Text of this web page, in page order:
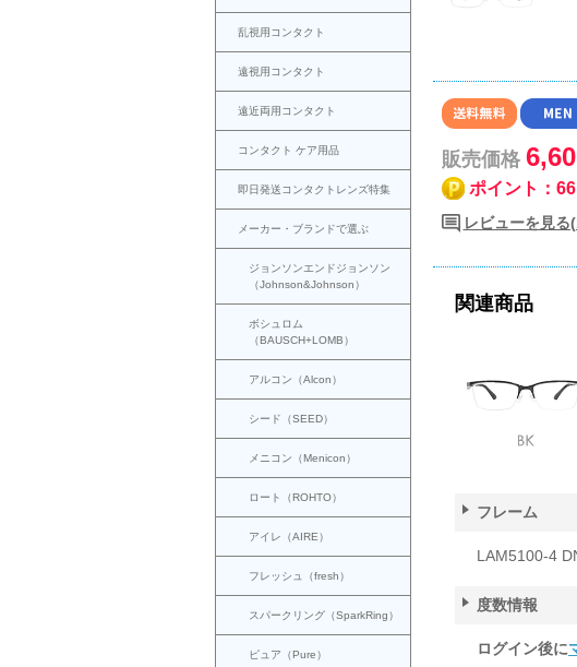
乱視用コンタクト
遠視用コンタクト
遠近両用コンタクト
コンタクト ケア用品
即日発送コンタクトレンズ特集
メーカー・ブランドで選ぶ
ジョンソンエンドジョンソン
（Johnson&Johnson）
ボシュロム
（BAUSCH+LOMB）
アルコン（Alcon）
シード（SEED）
メニコン（Menicon）
ロート（ROHTO）
アイレ（AIRE）
フレッシュ（fresh）
スパークリング（SparkRing）
ピュア（Pure）
販売価格
ポイント：
レビューを見る
関連商品
フレーム
LAM5100-4
度数情報
ログイン後に